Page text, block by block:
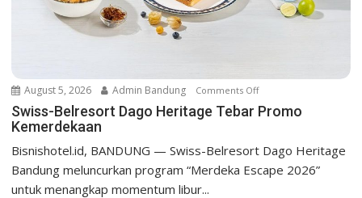
August 5, 2026 Admin Bandung Comments Offo
n
s
Swiss-Belresort Dago Heritage Tebar Promo
Kemerdekaan
Bisnishotel.id, BANDUNG — Swiss-Belresort Dago Heritage
Bandung meluncurkan program “Merdeka Escape 2026”
untuk menangkap momentum libur...